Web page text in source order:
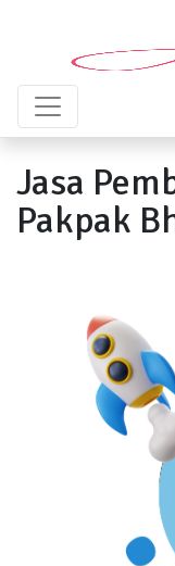
Jasa
Pakpak